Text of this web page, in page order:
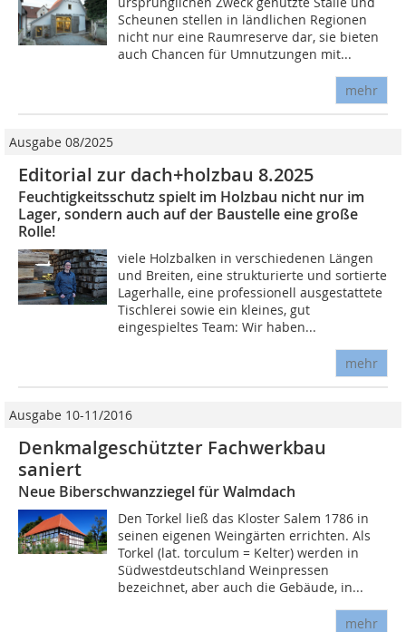
Scheunen stellen in ländlichen Regionen
nicht nur eine Raumreserve dar, sie bieten
auch Chancen für Umnutzungen mit...
mehr
Ausgabe 08/2025
Editorial zur dach+holzbau 8.2025
Feuchtigkeitsschutz spielt im Holzbau nicht nur im
Lager, sondern auch auf der Baustelle eine große
Rolle!
viele Holzbalken in verschiedenen Längen
und Breiten, eine strukturierte und sortierte
Lagerhalle, eine professionell ausgestattete
Tischlerei sowie ein kleines, gut
eingespieltes Team: Wir haben...
mehr
Ausgabe 10-11/2016
Denkmalgeschützter Fachwerkbau
saniert
Neue Biberschwanzziegel für Walmdach
Den Torkel ließ das Kloster Salem 1786 in
seinen eigenen Weingärten errichten. Als
Torkel (lat. torculum = Kelter) werden in
Südwestdeutschland Weinpressen
bezeichnet, aber auch die Gebäude, in...
mehr